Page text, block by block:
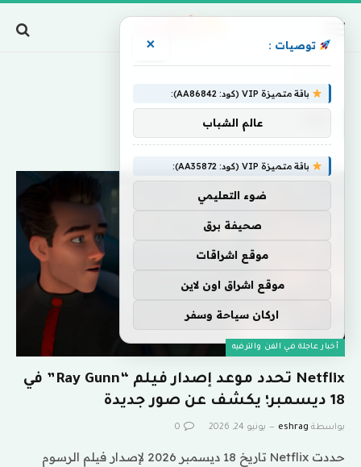
أخبار عاجلة في الفن والترفيه
Netflix تحدد موعد إصدار فيلم “Ray Gunn” في
18 ديسمبر؛ يكشف عن صور جديدة
بواسطة eshrag يونيو 24, 2026 0
حددت Netflix تاريخ 18 ديسمبر 2026 لإصدار فيلم الرسوم
توصيات : ×
باقة متميزة VIP (كود: AA86842):
عالم الشباب
باقة متميزة VIP (كود: AA35872):
ضوء التعليمي
صحيفة برق
موقع اشراقات
موقع اشراق اون لاين
اركان سياحة وسفر